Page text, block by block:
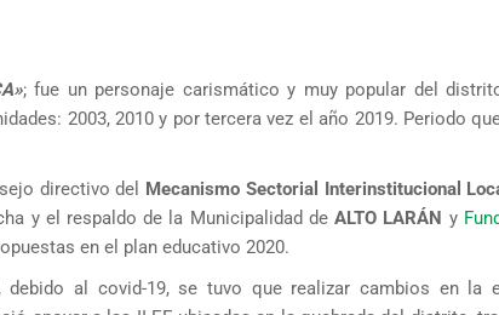
; fue un personaje carismático y muy popular del
2003, 2010 y por tercera vez el año 2019. Periodo
directivo del Mecanismo Sectorial Interinstitucional
y el respaldo de la Municipalidad deALTO LARÁN y
en el plan educativo 2020.
al covid-19, se tuvo que realizar cambios en la